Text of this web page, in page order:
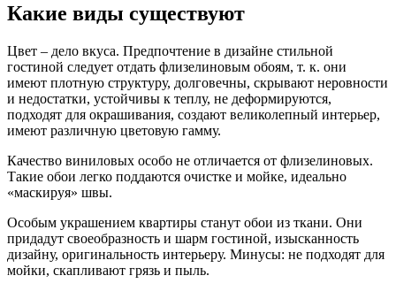
Какие виды существуют
Цвет – дело вкуса. Предпочтение в дизайне стильной
гостиной следует отдать флизелиновым обоям, т. к. они
имеют плотную структуру, долговечны, скрывают неровности
и недостатки, устойчивы к теплу, не деформируются,
подходят для окрашивания, создают великолепный интерьер,
имеют различную цветовую гамму.
Качество виниловых особо не отличается от флизелиновых.
Такие обои легко поддаются очистке и мойке, идеально
«маскируя» швы.
Особым украшением квартиры станут обои из ткани. Они
придадут своеобразность и шарм гостиной, изысканность
дизайну, оригинальность интерьеру. Минусы: не подходят для
мойки, скапливают грязь и пыль.